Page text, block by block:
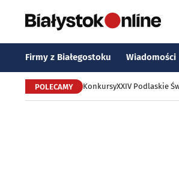
Firmy z Białegostoku Wiadomości
POLECAMY KonkursyXXIV Podlaskie